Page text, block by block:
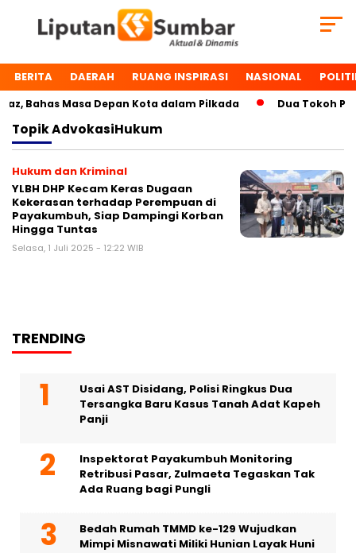
BERITA DAERAH RUANG INSPIRASI NASIONAL
Bahas Masa Depan Kota dalam Pilkada Dua Tokoh
TopikAdvokasiHukum
Hukum dan Kriminal
YLBH DHP Kecam Keras Dugaan
Kekerasan terhadap Perempuan di
Payakumbuh, Siap Dampingi Korban
Hingga Tuntas
Selasa, 1 Juli 2025 - 12:22 WIB
TRENDING
Usai AST Disidang, Polisi Ringkus Dua
Tersangka Baru Kasus Tanah Adat Kapeh
Panji
Inspektorat Payakumbuh Monitoring
Retribusi Pasar, Zulmaeta Tegaskan Tak
Ada Ruang bagi Pungli
Bedah Rumah TMMD ke-129 Wujudkan
Mimpi Misnawati Miliki Hunian Layak Huni